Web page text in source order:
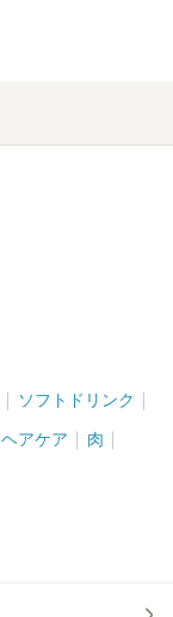
ソフトドリンク
ヘアケア 肉